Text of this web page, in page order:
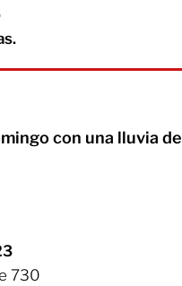
con una lluvia de
730